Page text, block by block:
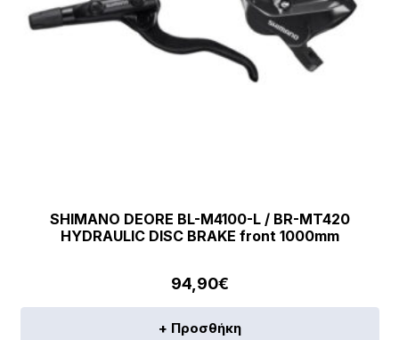
SHIMANO DEORE BL-M4100-L / BR-MT420
HYDRAULIC DISC BRAKE front 1000mm
94,90€
+ Προσθήκη